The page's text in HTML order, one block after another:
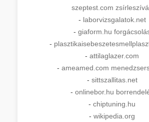
szeptest.com
- laborvizsgalatok.net
- giaform.hu
-
- attilaglazer.com
- ameamed.com
- sittszallitas.net
- onlinebor.hu
- chiptuning.hu
- wikipedia.org